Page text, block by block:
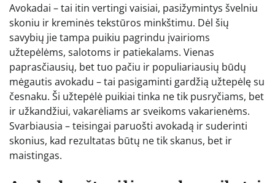
Avokadai – tai itin vertingi vaisiai, pasižymintys švelniu
skoniu ir kreminės tekstūros minkštimu. Dėl šių
savybių jie tampa puikiu pagrindu įvairioms
užtepėlėms, salotoms ir patiekalams. Vienas
paprasčiausių, bet tuo pačiu ir populiariausių būdų
mėgautis avokadu – tai pasigaminti gardžią užtepėlę su
česnaku. Ši užtepėlė puikiai tinka ne tik pusryčiams, bet
ir užkandžiui, vakarėliams ar sveikoms vakarienėms.
Svarbiausia – teisingai paruošti avokadą ir suderinti
skonius, kad rezultatas būtų ne tik skanus, bet ir
maistingas.